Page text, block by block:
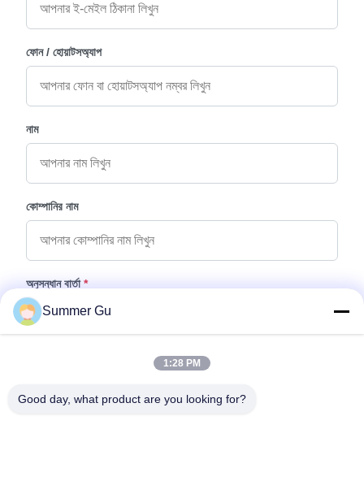
ফোন / হোয়াটসঅ্যাপ
নাম
কোম্পানির নাম
অনুসন্ধান বার্তা *
Summer Gu
1:28 PM
Good day, what product are you looking for?